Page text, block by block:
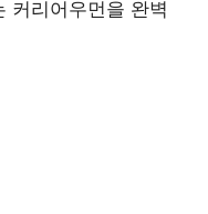
커리어우먼을 완벽